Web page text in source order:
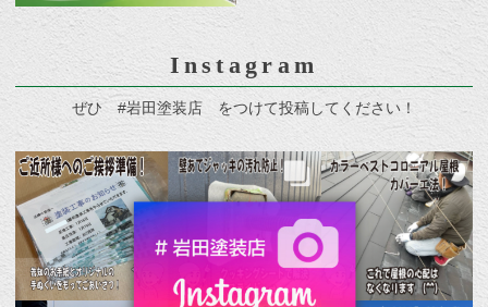
Instagram
ぜひ #岩田塗装店 をつけて投稿してください！